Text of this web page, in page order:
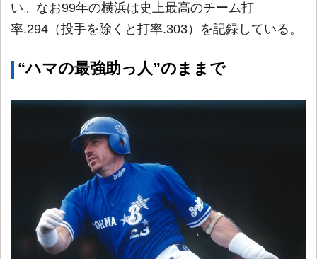
い。なお99年の横浜は史上最高のチーム打
率.294（投手を除くと打率.303）を記録している。
“ハマの最強助っ人”のままで